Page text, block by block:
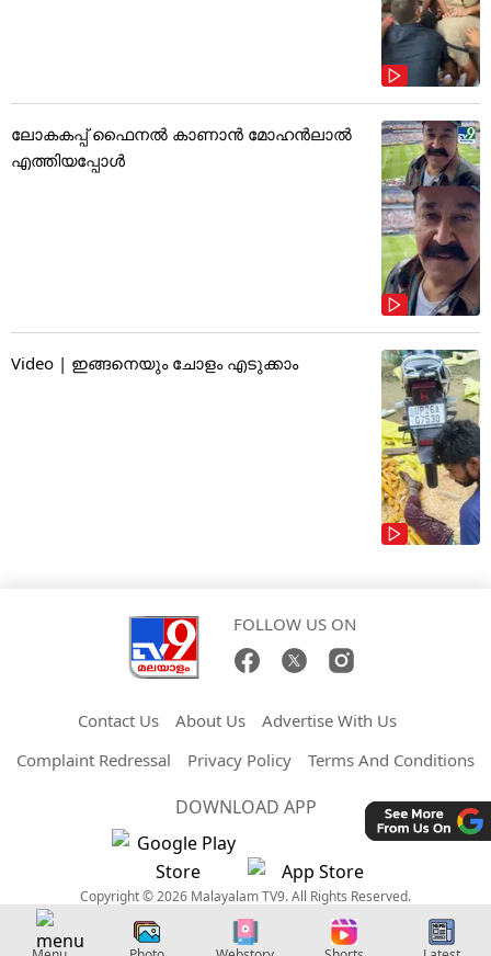
ലോകകപ്പ് ഫൈനൽ കാണാൻ മോഹൻലാൽ
എത്തിയപ്പോൾ
Video | ഇങ്ങനെയും ചോളം എടുക്കാം
FOLLOW US ON
Contact Us About Us
Advertise With Us
Complaint Redressal
Privacy Policy Terms And Conditions
DOWNLOAD APP
Copyright © 2026 Malayalam TV9. All Rights Reserved.